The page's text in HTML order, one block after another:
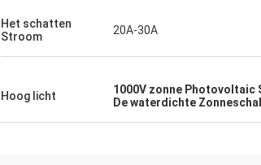
Het schatten
Stroom
20A-30A
Hoog licht 1000V zonne Photovoltaic
De waterdichte